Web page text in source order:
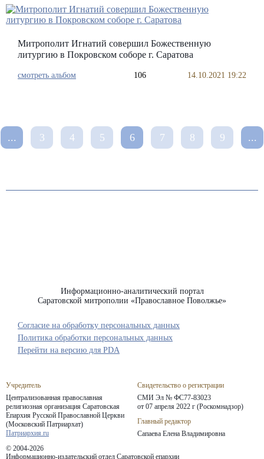
Митрополит Игнатий совершил Божественную
литургию в Покровском соборе г. Саратова
смотреть альбом 106 14.10.2021 19:22
... 3 4 5 6 7 8 9 ...
Информационно-аналитический портал
Саратовской митрополии «Православное Поволжье»
Учредитель
Централизованная православная
религиозная организация Саратовская
Епархия Русской Православной Церкви
(Московский Патриархат)
Патриархия.ru
Свидетельство о регистрации
СМИ Эл № ФС77-83023
от 07 апреля 2022 г (Роскомнадзор)
Главный редактор
Сапаева Елена Владимировна
© 2004-2026
Информационно-издательский отдел Саратовской епархии
Согласие на обработку персональных данных
Политика обработки персональных данных
Перейти на версию для PDA